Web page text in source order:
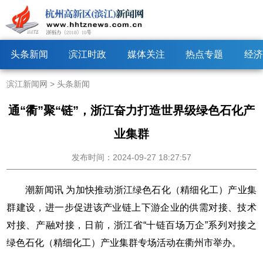
头条新闻 滨江时政 媒体关注 热点专题 经
滨江新闻网 >头条新闻
通“衢”聚“链”，浙江奋力打造世界级绿色石化产
业集群
发布时间：2024-09-27 18:27:57
潮新闻讯 为加快推动浙江绿色石化（精细化工）产业集
群建设，进一步促进该产业链上下游企业的供需对接、技术
对接、产融对接，日前，浙江省“十链百场万企”系列对接之
绿色石化（精细化工）产业集群专场活动在衢州市举办。